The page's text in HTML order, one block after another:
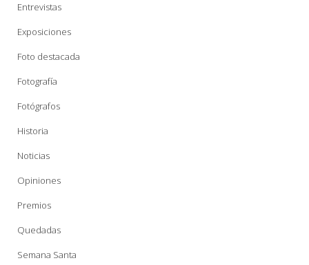
Entrevistas
Exposiciones
Foto destacada
Fotografía
Fotógrafos
Historia
Noticias
Opiniones
Premios
Quedadas
Semana Santa